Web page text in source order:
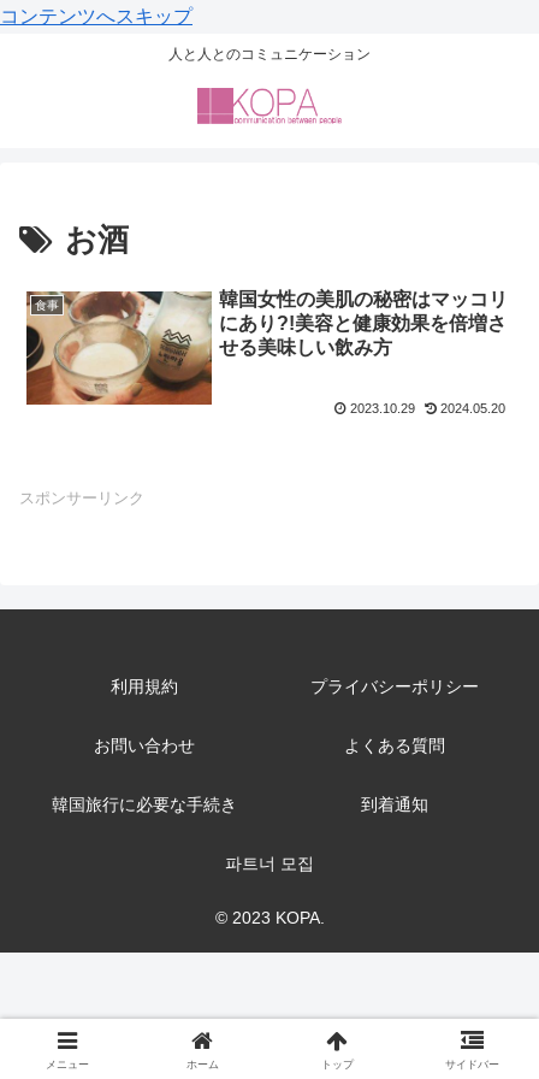
コンテンツへスキップ
人と人とのコミュニケーション
お酒
食事
韓国女性の美肌の秘密はマッコリ
にあり?!美容と健康効果を倍増さ
せる美味しい飲み方
2023.10.29 2024.05.20
スポンサーリンク
利用規約 プライバシーポリシー
お問い合わせ よくある質問
韓国旅行に必要な手続き 到着通知
파트너 모집
© 2023 KOPA.
メニュー ホーム トップ サイドバー